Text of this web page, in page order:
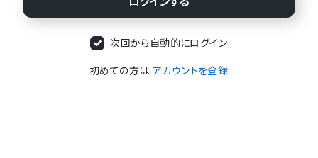
次回から自動的にログイン
初めての方は アカウントを登録